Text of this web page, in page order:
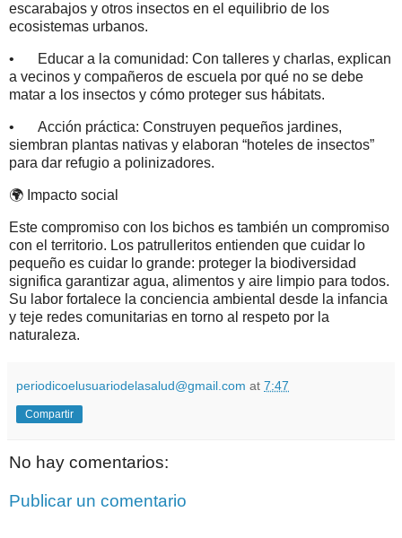
escarabajos y otros insectos en el equilibrio de los
ecosistemas urbanos.
•
Educar a la comunidad: Con talleres y charlas, explican
a vecinos y compañeros de escuela por qué no se debe
matar a los insectos y cómo proteger sus hábitats.
•
Acción práctica: Construyen pequeños jardines,
siembran plantas nativas y elaboran “hoteles de insectos”
para dar refugio a polinizadores.
🌍 Impacto social
Este compromiso con los bichos es también un compromiso
con el territorio. Los patrulleritos entienden que cuidar lo
pequeño es cuidar lo grande: proteger la biodiversidad
significa garantizar agua, alimentos y aire limpio para todos.
Su labor fortalece la conciencia ambiental desde la infancia
y teje redes comunitarias en torno al respeto por la
naturaleza.
periodicoelusuariodelasalud@gmail.com at 7:47
Compartir
No hay comentarios:
Publicar un comentario